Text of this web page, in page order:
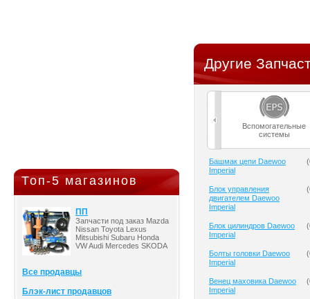
Топ-5 магазинов
ПП
Запчасти под заказ Mazda
Nissan Toyota Lexus
Mitsubishi Subaru Honda
VW Audi Mercedes SKODA
Все продавцы
Блэк-лист продавцов
Другие
Вспомогательные
системы
Башмак цепи Daewoo
Imperial
(
Блок управления
двигателем Daewoo
Imperial
(
Блок цилиндров Daewoo
Imperial
(
Болты головки Daewoo
Imperial
(
Венец маховика Daewoo
Imperial
(